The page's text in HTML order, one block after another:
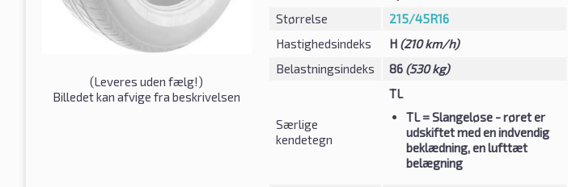
(Leveres uden fælg!)
Billedet kan afvige fra beskrivelsen
Størrelse
215/45R16
Hastighedsindeks
H (210 km/h)
Belastningsindeks
86 (530 kg)
Særlige
kendetegn
TL
TL= Slangeløse - røret er
udskiftet med en indvendig
beklædning, en lufttæt
belægning